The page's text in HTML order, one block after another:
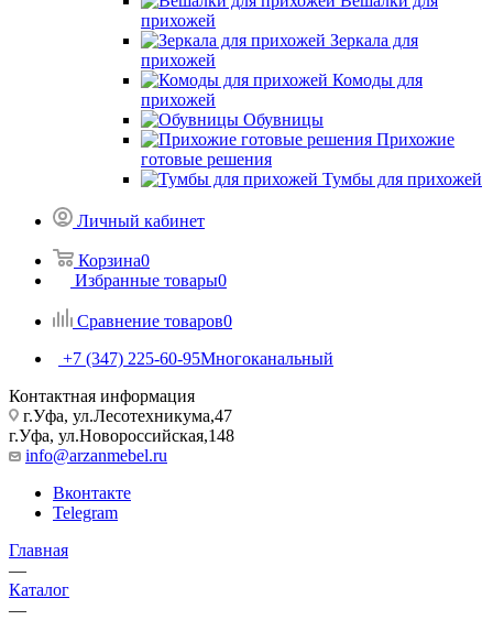
прихожей
Зеркала для
прихожей
Комоды для
прихожей
Обувницы
Прихожие
готовые решения
Тумбы для прихожей
Личный кабинет
Корзина0
Избранные товары0
Сравнение товаров0
+7 (347) 225-60-95Многоканальный
Контактная информация
г.Уфа, ул.Лесотехникума,47
г.Уфа, ул.Новороссийская,148
info@arzanmebel.ru
Вконтакте
Telegram
Главная
—
Каталог
—